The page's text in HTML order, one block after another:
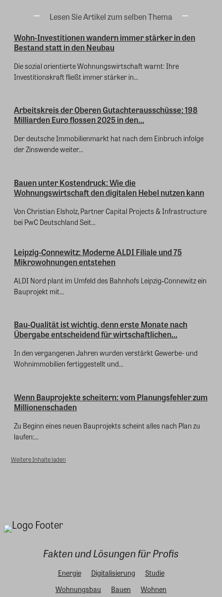
Lesen Sie Artikel zum selben Thema
Wohn-Investitionen wandern immer stärker in den
Bestand statt in den Neubau
Die sozial orientierte Wohnungswirtschaft warnt: Ihre
Investitionskraft fließt immer stärker in...
Arbeitskreis der Oberen Gutachterausschüsse: 198
Milliarden Euro flossen 2025 in den...
Der deutsche Immobilienmarkt hat nach dem Einbruch infolge
der Zinswende weiter...
Bauen unter Kostendruck: Wie die
Wohnungswirtschaft den digitalen Hebel nutzen kann
Von Christian Elsholz, Partner Capital Projects & Infrastructure
bei PwC Deutschland Seit...
Leipzig-Connewitz: Moderne ALDI Filiale und 75
Mikrowohnungen entstehen
ALDI Nord plant im Umfeld des Bahnhofs Leipzig‑Connewitz ein
Bauprojekt mit...
Bau-Qualität ist wichtig, denn erste Monate nach
Übergabe entscheidend für wirtschaftlichen...
In den vergangenen Jahren wurden verstärkt Gewerbe- und
Wohnimmobilien fertiggestellt und...
Wenn Bauprojekte scheitern: vom Planungsfehler zum
Millionenschaden
Zu Beginn eines neuen Bauprojekts scheint alles nach Plan zu
laufen:...
Weitere Inhalte laden
Fakten und Lösungen für Profis
Energie Digitalisierung
Studie
Wohnungsbau
Bauen
Wohnen